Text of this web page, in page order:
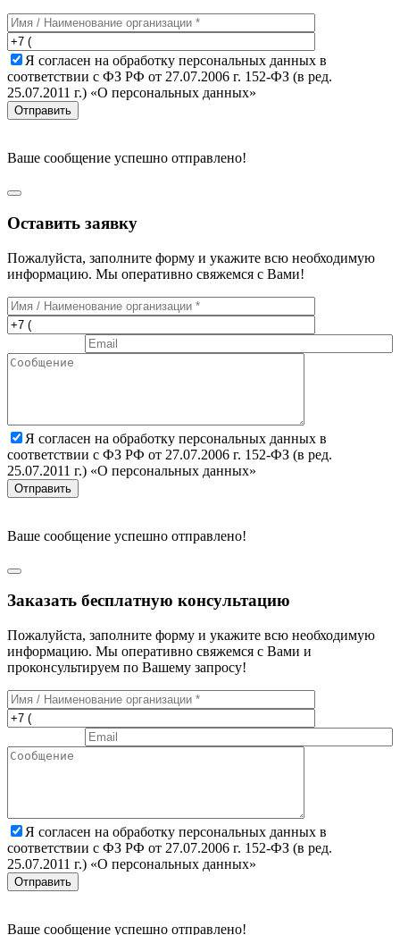
Я согласен на обработку персональных данных в
соответствии с ФЗ РФ от 27.07.2006 г. 152-ФЗ (в ред.
25.07.2011 г.) «О персональных данных»
Отправить
Ваше сообщение успешно отправлено!
Оставить заявку
Пожалуйста, заполните форму и укажите всю необходимую
информацию. Мы оперативно свяжемся с Вами!
Я согласен на обработку персональных данных в
соответствии с ФЗ РФ от 27.07.2006 г. 152-ФЗ (в ред.
25.07.2011 г.) «О персональных данных»
Отправить
Ваше сообщение успешно отправлено!
Заказать бесплатную консультацию
Пожалуйста, заполните форму и укажите всю необходимую
информацию. Мы оперативно свяжемся с Вами и
проконсультируем по Вашему запросу!
Я согласен на обработку персональных данных в
соответствии с ФЗ РФ от 27.07.2006 г. 152-ФЗ (в ред.
25.07.2011 г.) «О персональных данных»
Отправить
Ваше сообщение успешно отправлено!